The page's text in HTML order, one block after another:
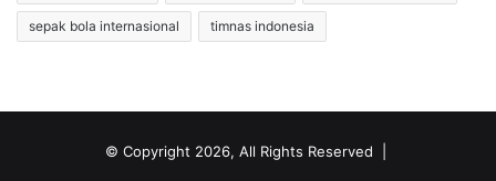
sepak bola internasional timnas indonesia
© Copyright 2026, All Rights Reserved |